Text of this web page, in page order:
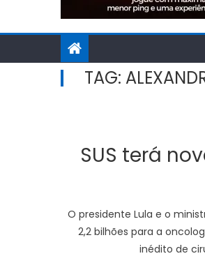
TAG:
SUS terá
O presidente Lula e o
2,2 bilhões para a
inédito de